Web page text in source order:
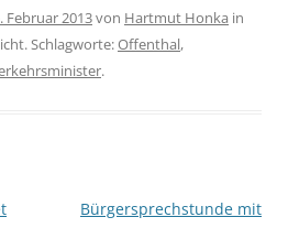
Februar 2013von Hartmut Honka in
Schlagworte:Offenthal,
.
Bürgersprechstunde mit